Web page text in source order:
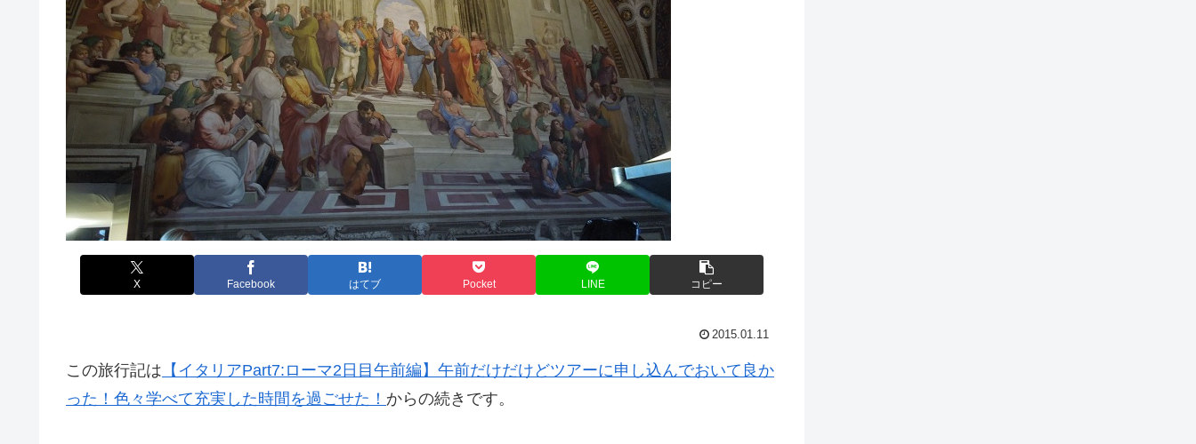
X Facebook はてブ Pocket LINE コピー
2015.01.11
この旅行記は 【イタリアPart7:ローマ2日目午前編】午前だけだけどツアーに申し込んでおいて良か
った！色々学べて充実した時間を過ごせた！ からの続きです。